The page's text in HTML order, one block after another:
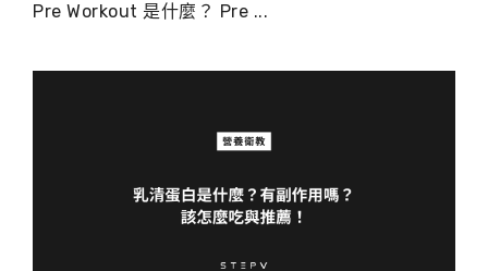
Pre Workout 是什麼？ Pre ...